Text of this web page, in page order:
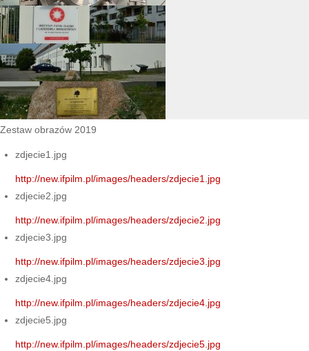
Zestaw obrazów 2019
zdjecie1.jpg
http://new.ifpilm.pl/images/headers/zdjecie1.jpg
zdjecie2.jpg
http://new.ifpilm.pl/images/headers/zdjecie2.jpg
zdjecie3.jpg
http://new.ifpilm.pl/images/headers/zdjecie3.jpg
zdjecie4.jpg
http://new.ifpilm.pl/images/headers/zdjecie4.jpg
zdjecie5.jpg
http://new.ifpilm.pl/images/headers/zdjecie5.jpg